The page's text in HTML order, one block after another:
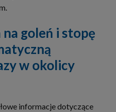
goleń i stopę
w okolicy
informacje dotyczące